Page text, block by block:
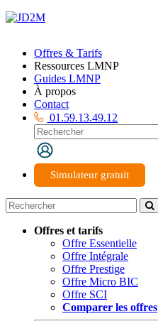
Offres & Tarifs
Ressources LMNP
Guides LMNP
À propos
Contact
01.59.13.49.12
Simulateur gratuit
Offres et tarifs
Offre Essentielle
Offre Intégrale
Offre Prestige
Offre Micro BIC
Offre SCI
Comparer les offres